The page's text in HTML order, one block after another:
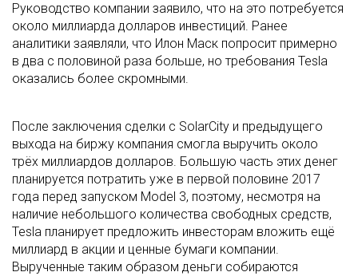
Руководство компании заявило, что на это потребуется
около миллиарда долларов инвестиций. Ранее
аналитики заявляли, что Илон Маск попросит примерно
в два с половиной раза больше, но требования Tesla
оказались более скромными.
После заключения сделки с SolarCity и предыдущего
выхода на биржу компания смогла выручить около
трёх миллиардов долларов. Большую часть этих денег
планируется потратить уже в первой половине 2017
года перед запуском Model 3, поэтому, несмотря на
наличие небольшого количества свободных средств,
Tesla планирует предложить инвесторам вложить ещё
миллиард в акции и ценные бумаги компании.
Вырученные таким образом деньги собираются